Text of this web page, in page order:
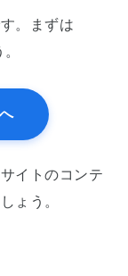
。まずは
イトのコンテ
ょう。